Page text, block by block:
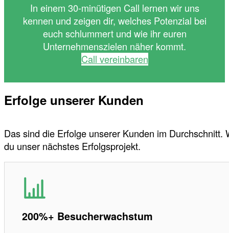
In einem 30-minütigen Call lernen wir uns
kennen und zeigen dir, welches Potenzial bei
euch schlummert und wie ihr euren
Unternehmenszielen näher kommt.
Call vereinbaren
Erfolge unserer Kunden
Das sind die Erfolge unserer Kunden im Durchschnitt.
du unser nächstes Erfolgsprojekt.
200%+ Besucherwachstum